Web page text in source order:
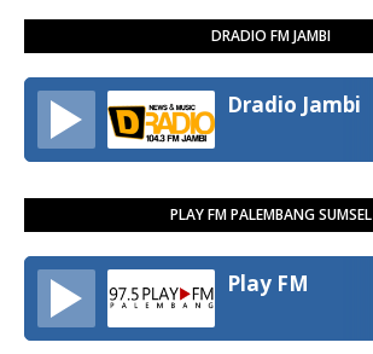
DRADIO FM JAMBI
Dradio Jambi
PLAY FM PALEMBANG SUMSEL
Play FM